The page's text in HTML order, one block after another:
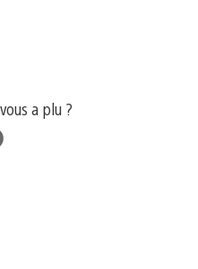
a plu ?